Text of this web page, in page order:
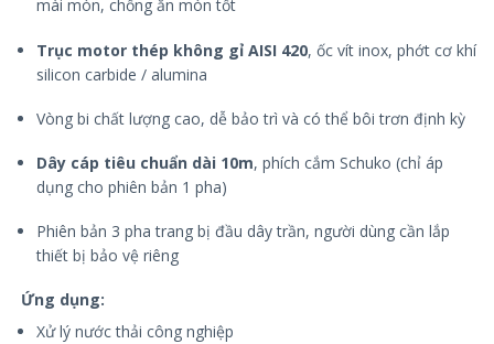
mài mòn, chống ăn mòn tốt
Trục motor thép không gỉ AISI 420, ốc vít inox, phớt cơ khí
silicon carbide / alumina
Vòng bi chất lượng cao, dễ bảo trì và có thể bôi trơn định kỳ
Dây cáp tiêu chuẩn dài 10m, phích cắm Schuko (chỉ áp
dụng cho phiên bản 1 pha)
Phiên bản 3 pha trang bị đầu dây trần, người dùng cần lắp
thiết bị bảo vệ riêng
Ứng dụng:
Xử lý nước thải công nghiệp